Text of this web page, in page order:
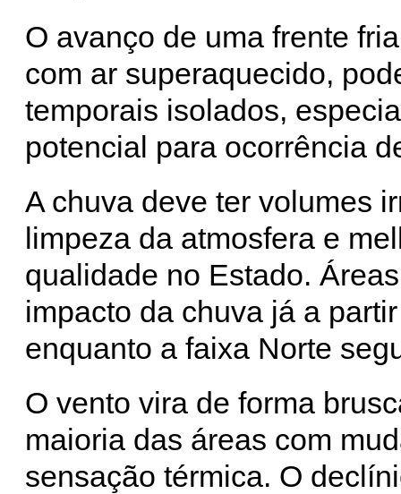
O avanço de uma frente
com ar superaquecido,
temporais isolados,
potencial para ocorrência
A chuva deve ter volumes
limpeza da atmosfera e
qualidade no Estado.
impacto da chuva já a
enquanto a faixa Norte
O vento vira de forma
maioria das áreas com
sensação térmica. O